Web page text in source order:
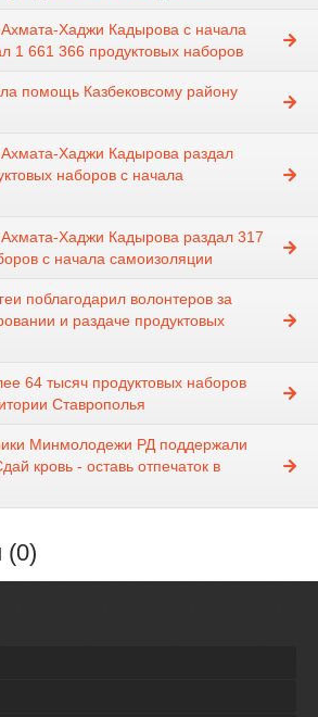
Хаджи Кадырова с начала
1 661 366 продуктовых наборов
помощь Казбековсому району
Хаджи Кадырова раздал
наборов с начала
Хаджи Кадырова раздал 317
с начала самоизоляции
поблагодарил волонтеров за
и раздаче продуктовых
64 тысяч продуктовых наборов
Ставрополья
Минмолодежи РД поддержали
кровь - оставь отпечаток в
(0)